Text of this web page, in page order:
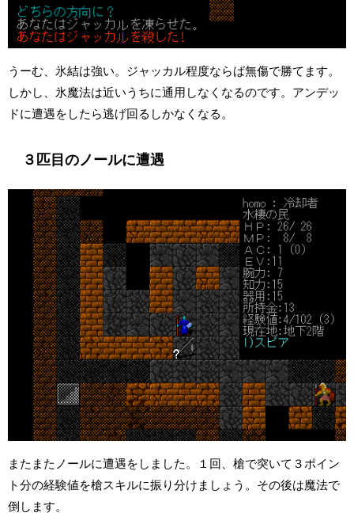
うーむ、氷結は強い。ジャッカル程度ならば無傷で勝てます。
しかし、氷魔法は近いうちに通用しなくなるのです。アンデッ
ドに遭遇をしたら逃げ回るしかなくなる。
３匹目のノールに遭遇
またまたノールに遭遇をしました。１回、槍で突いて３ポイン
ト分の経験値を槍スキルに振り分けましょう。その後は魔法で
倒します。